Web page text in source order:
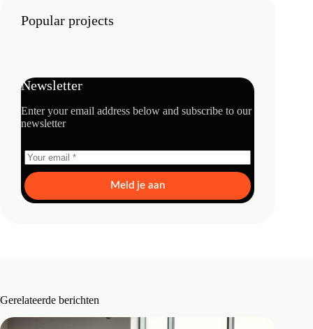
Popular projects
Newsletter
Enter your email address below and subscribe to our
newsletter
Meld je aan
Gerelateerde berichten